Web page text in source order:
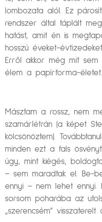
lombozata alól. Ez
rendszer által táplált
hatást, amit én is
hosszú éveket-
Erről akkor még mit
élem a papírforma-
Másztam a rossz, nem
szamárlétrán (a képet
kölcsönöztem).
minden ezt a fals
úgy, mint kiégés,
– sem maradtak el. Be-
ennyi – nem lehet ennyi.
sorsom poharába az
„szerencsém”